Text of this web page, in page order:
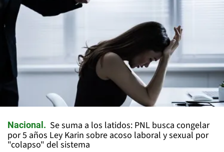
Nacional
Se suma a los latidos: PNL busca congelar
por 5 años Ley Karin sobre acoso laboral y sexual por
"colapso" del sistema